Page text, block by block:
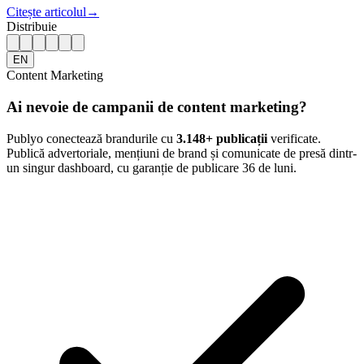
Citește articolul →
Distribuie
EN
Content Marketing
Ai nevoie de campanii de content marketing?
Publyo conectează brandurile cu 3.148+ publicații verificate.
Publică advertoriale, mențiuni de brand și comunicate de presă dintr-
un singur dashboard, cu garanție de publicare 36 de luni.